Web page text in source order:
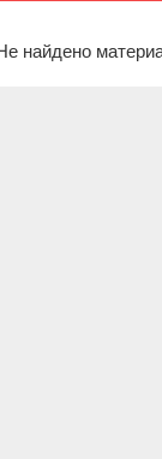
найдено